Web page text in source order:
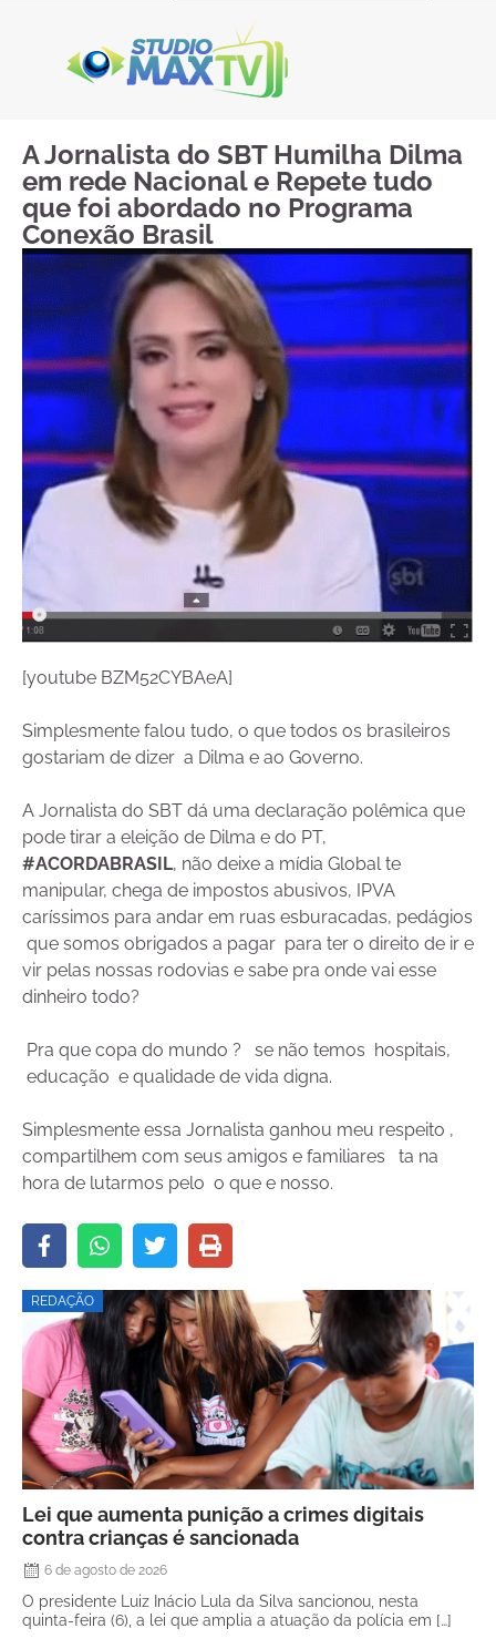
A Jornalista do SBT Humilha Dilma
em rede Nacional e Repete tudo
que foi abordado no Programa
Conexão Brasil
[youtube BZM52CYBAeA]
Simplesmente falou tudo, o que todos os brasileiros
gostariam de dizer a Dilma e ao Governo.
A Jornalista do SBT dá uma declaração polêmica que
pode tirar a eleição de Dilma e do PT,
#ACORDABRASIL, não deixe a mídia Global te
manipular, chega de impostos abusivos, IPVA
caríssimos para andar em ruas esburacadas, pedágios
que somos obrigados a pagar para ter o direito de ir e
vir pelas nossas rodovias e sabe pra onde vai esse
dinheiro todo?
Pra que copa do mundo ? se não temos hospitais,
educação e qualidade de vida digna.
Simplesmente essa Jornalista ganhou meu respeito ,
compartilhem com seus amigos e familiares ta na
hora de lutarmos pelo o que e nosso.
REDAÇÃO
Lei que aumenta punição a crimes digitais
contra crianças é sancionada
6 de agosto de 2026
O presidente Luiz Inácio Lula da Silva sancionou, nesta
quinta-feira (6), a lei que amplia a atuação da polícia em […]